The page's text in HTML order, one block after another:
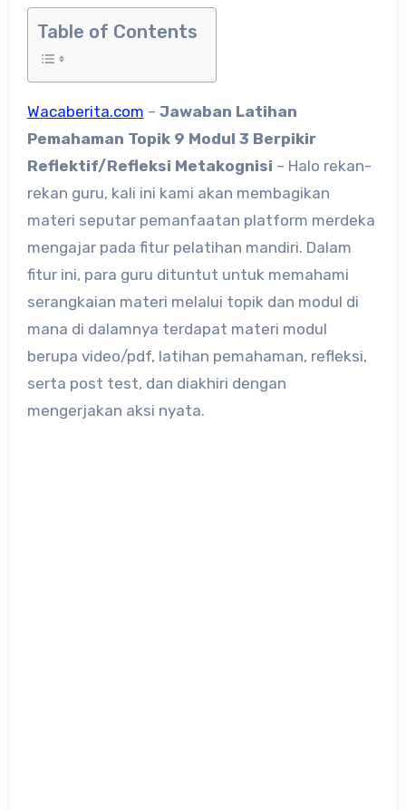
Table of Contents
Wacaberita.com – Jawaban Latihan
Pemahaman Topik 9 Modul 3 Berpikir
Reflektif/Refleksi Metakognisi – Halo rekan-
rekan guru, kali ini kami akan membagikan
materi seputar pemanfaatan platform merdeka
mengajar pada fitur pelatihan mandiri. Dalam
fitur ini, para guru dituntut untuk memahami
serangkaian materi melalui topik dan modul di
mana di dalamnya terdapat materi modul
berupa video/pdf, latihan pemahaman, refleksi,
serta post test, dan diakhiri dengan
mengerjakan aksi nyata.